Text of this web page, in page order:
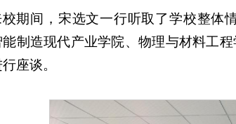
校期间，宋选文一行听取了学校整体
制造现代产业学院、物理与材料工
座谈。